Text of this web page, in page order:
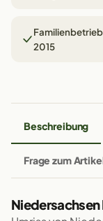
2015
Beschreibung
Frage zum